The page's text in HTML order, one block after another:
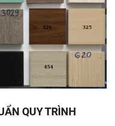
QUY TRÌNH